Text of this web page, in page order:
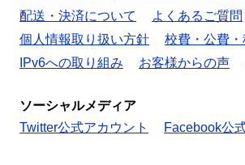
配送・決済について
よくあるご質問
個人情報取り扱い方針
校費・公費
IPv6への取り組み
お客様からの声
ソーシャルメディア
Twitter公式アカウント
Facebook公